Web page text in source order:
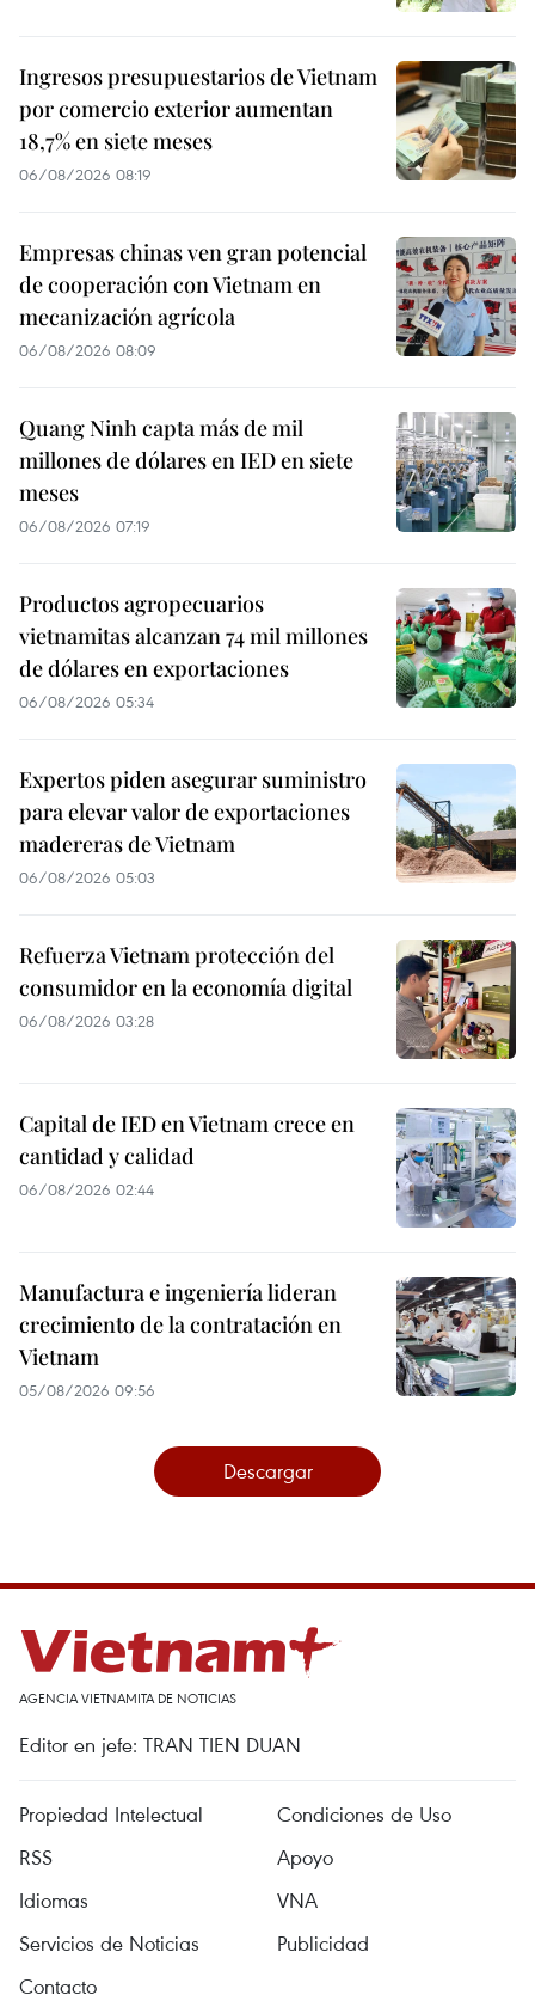
Ingresos presupuestarios de Vietnam
por comercio exterior aumentan
18,7% en siete meses
06/08/2026 08:19
Empresas chinas ven gran potencial
de cooperación con Vietnam en
mecanización agrícola
06/08/2026 08:09
Quang Ninh capta más de mil
millones de dólares en IED en siete
meses
06/08/2026 07:19
Productos agropecuarios
vietnamitas alcanzan 74 mil millones
de dólares en exportaciones
06/08/2026 05:34
Expertos piden asegurar suministro
para elevar valor de exportaciones
madereras de Vietnam
06/08/2026 05:03
Refuerza Vietnam protección del
consumidor en la economía digital
06/08/2026 03:28
Capital de IED en Vietnam crece en
cantidad y calidad
06/08/2026 02:44
Manufactura e ingeniería lideran
crecimiento de la contratación en
Vietnam
05/08/2026 09:56
Descargar
AGENCIA VIETNAMITA DE NOTICIAS
Editor en jefe: TRAN TIEN DUAN
Propiedad Intelectual
Condiciones de Uso
RSS
Apoyo
Idiomas
VNA
Servicios de Noticias
Publicidad
Contacto